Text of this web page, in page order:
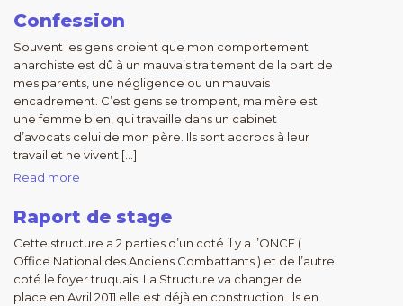
Confession
Souvent les gens croient que mon comportement
anarchiste est dû à un mauvais traitement de la part de
mes parents, une négligence ou un mauvais
encadrement. C’est gens se trompent, ma mère est
une femme bien, qui travaille dans un cabinet
d’avocats celui de mon père. Ils sont accrocs à leur
travail et ne vivent […]
Read more
Raport de stage
Cette structure a 2 parties d’un coté il y a l’ONCE (
Office National des Anciens Combattants ) et de l’autre
coté le foyer truquais. La Structure va changer de
place en Avril 2011 elle est déjà en construction. Ils en